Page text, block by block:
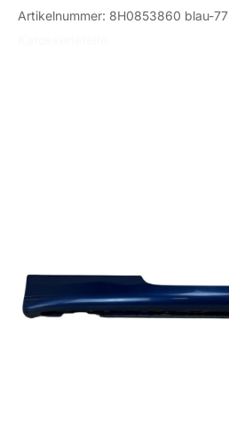
Artikelnummer: 8H0853860 blau-77